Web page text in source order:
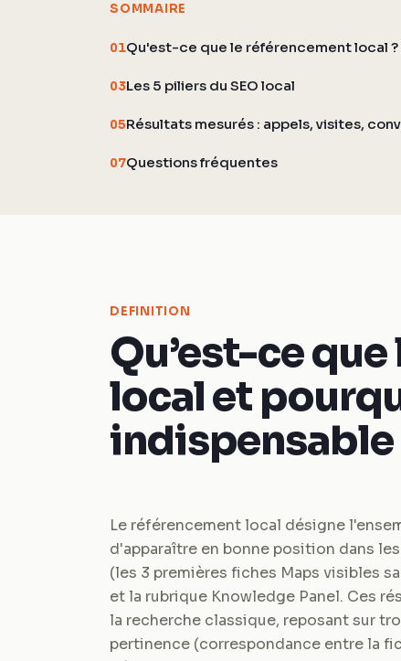
SOMMAIRE
01Qu'est-ce que le référencement local ?
03Les 5 piliers du SEO local
05Résultats mesurés : appels, visites,
07Questions fréquentes
DEFINITION
Qu’est-ce
local et
indispensable
Le référencement local désigne
d'apparaître en bonne position dans
(les 3 premières fiches Maps visibles
et la rubrique Knowledge Panel. Ces
la recherche classique, reposant sur
pertinence (correspondance entre la